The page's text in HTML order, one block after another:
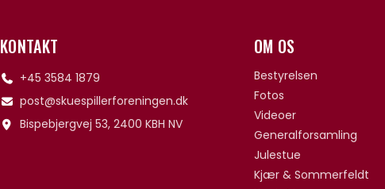
KONTAKT
+45 3584 1879
post@skuespillerforeningen.dk
Bispebjergvej 53, 2400 KBH NV
OM OS
Bestyrelsen
Fotos
Videoer
Generalforsamling
Julestue
Kjær & Sommerfeldt